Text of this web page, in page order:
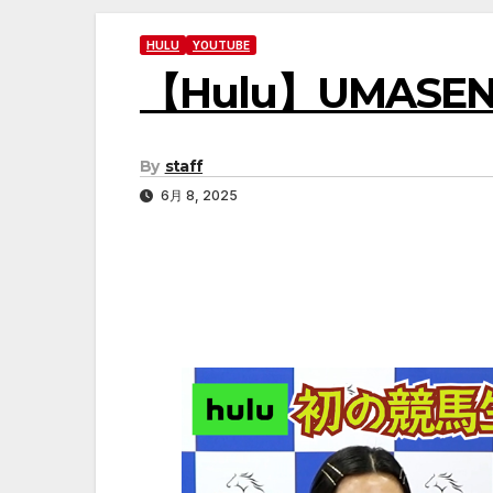
HULU YOUTUBE
【Hulu】
By staff
6月 8, 2025